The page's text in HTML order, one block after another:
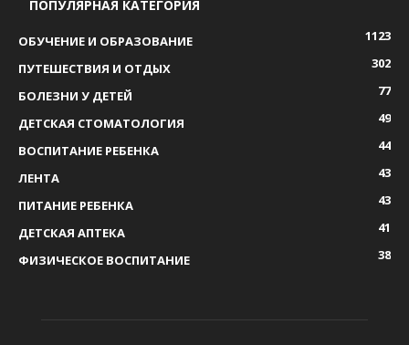
ПОПУЛЯРНАЯ КАТЕГОРИЯ
ОБУЧЕНИЕ И ОБРАЗОВАНИЕ
1123
ПУТЕШЕСТВИЯ И ОТДЫХ
302
БОЛЕЗНИ У ДЕТЕЙ
77
ДЕТСКАЯ СТОМАТОЛОГИЯ
49
ВОСПИТАНИЕ РЕБЕНКА
44
ЛЕНТА
43
ПИТАНИЕ РЕБЕНКА
43
ДЕТСКАЯ АПТЕКА
41
ФИЗИЧЕСКОЕ ВОСПИТАНИЕ
38